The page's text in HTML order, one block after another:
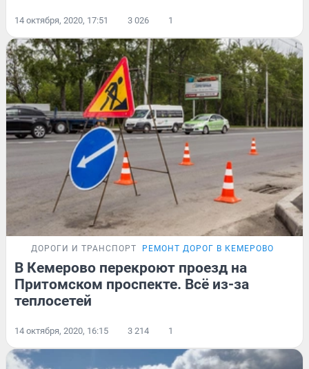
14 октября, 2020, 17:51 3 026 1
ДОРОГИ И ТРАНСПОРТ РЕМОНТ ДОРОГ В КЕМЕРОВО
В Кемерово перекроют проезд на
Притомском проспекте. Всё из-за
теплосетей
14 октября, 2020, 16:15 3 214 1